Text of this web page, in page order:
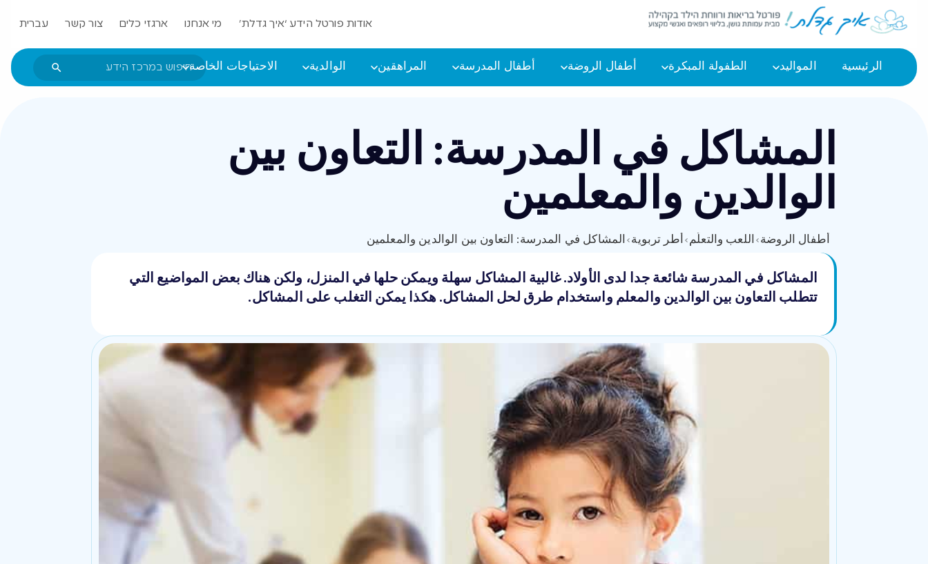
אודות פורטל הידע ‘איך גדלת’ מי אנחנו ארגזי כלים צור קשר עברית
الرئيسية المواليد الطفولة المبكرة أطفال الروضة أطفال المدرسة المراهقين الوالدية الاحتياجات الخاصة
المشاكل في المدرسة: التعاون بين
الوالدين والمعلمين
أطفال الروضة› اللعب والتعلّم› أطر تربوية› المشاكل في المدرسة: التعاون بين الوالدين والمعلمين
المشاكل في المدرسة شائعة جدا لدى الأولاد. غالبية المشاكل سهلة ويمكن حلها في المنزل، ولكن هناك بعض المواضيع التي
تتطلب التعاون بين الوالدين والمعلم واستخدام طرق لحل المشاكل. هكذا يمكن التغلب على المشاكل.